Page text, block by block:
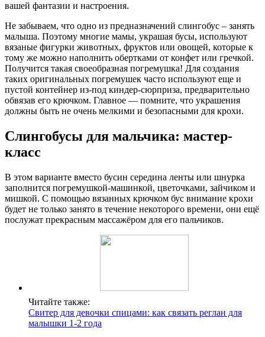
вашей фантазии и настроения.
Не забываем, что одно из предназначений слингобус – занять
малыша. Поэтому многие мамы, украшая бусы, используют
вязаные фигурки животных, фруктов или овощей, которые к
тому же можно наполнить обертками от конфет или гречкой.
Получится такая своеобразная погремушка! Для создания
таких оригинальных погремушек часто используют еще и
пустой контейнер из-под киндер-сюрприза, предварительно
обвязав его крючком. Главное — помните, что украшения
должны быть не очень мелкими и безопасными для крохи.
Слингобусы для мальчика: мастер-
класс
В этом варианте вместо бусин середина ленты или шнурка
заполнится погремушкой-машинкой, цветочками, зайчиком и
мишкой. С помощью вязанных крючком бус внимание крохи
будет не только занято в течение некоторого времени, они ещё
послужат прекрасным массажёром для его пальчиков.
Читайте также:
Свитер для девочки спицами: как связать реглан для
малышки 1-2 года